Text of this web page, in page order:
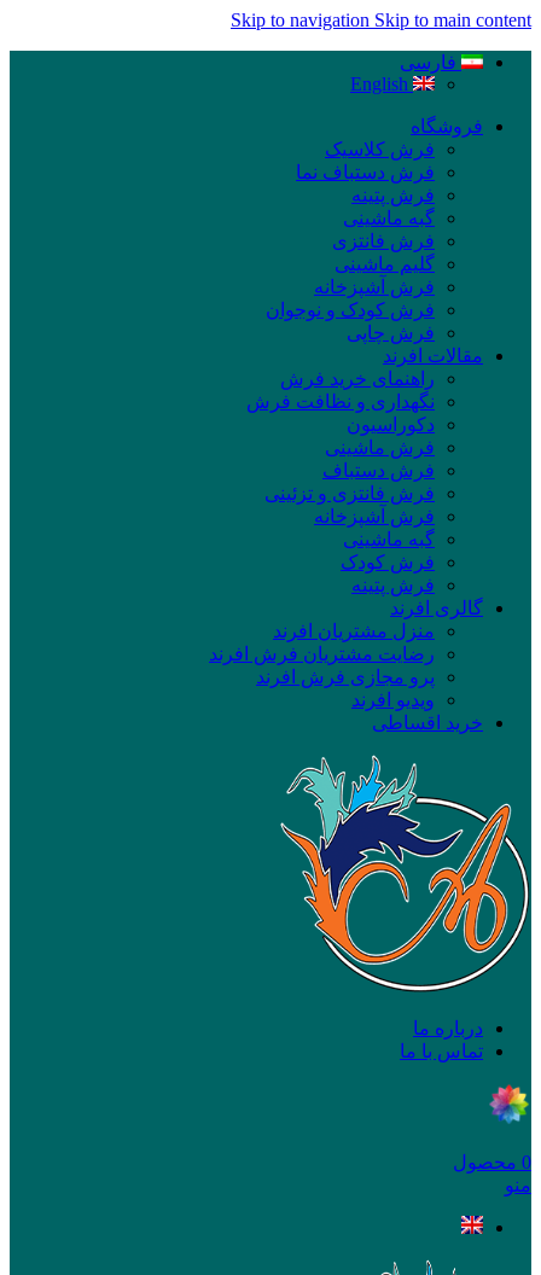
Skip to navigation Skip to main content
فارسی
English
فروشگاه
فرش کلاسیک
فرش دستباف نما
فرش پتینه
گبه ماشینی
فرش فانتزی
گلیم ماشینی
فرش آشپزخانه
فرش کودک و نوجوان
فرش چاپی
مقالات افرند
راهنمای خرید فرش
نگهداری و نظافت فرش
دکوراسیون
فرش ماشینی
فرش دستباف
فرش فانتزی و تزئینی
فرش آشپزخانه
گبه ماشینی
فرش کودک
فرش پتینه
گالری افرند
منزل مشتریان افرند
رضایت مشتریان فرش افرند
پرو مجازی فرش افرند
ویدیو افرند
خرید اقساطی
درباره ما
تماس با ما
0 محصول
منو